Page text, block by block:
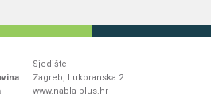
Sjedište
Zagreb, Lukoranska 2
www.nabla-plus.hr